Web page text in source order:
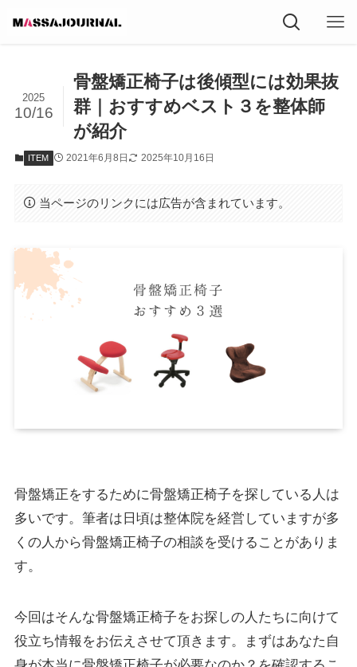
骨盤矯正椅子は後傾型には効果抜
群｜おすすめベスト３を整体師
が紹介
2025
10/16
ITEM 2021年6月8日 2025年10月16日
当ページのリンクには広告が含まれています。
骨盤矯正をするために骨盤矯正椅子を探している人は
多いです。筆者は日頃は整体院を経営していますが多
くの人から骨盤矯正椅子の相談を受けることがありま
す。
今回はそんな骨盤矯正椅子をお探しの人たちに向けて
役立ち情報をお伝えさせて頂きます。まずはあなた自